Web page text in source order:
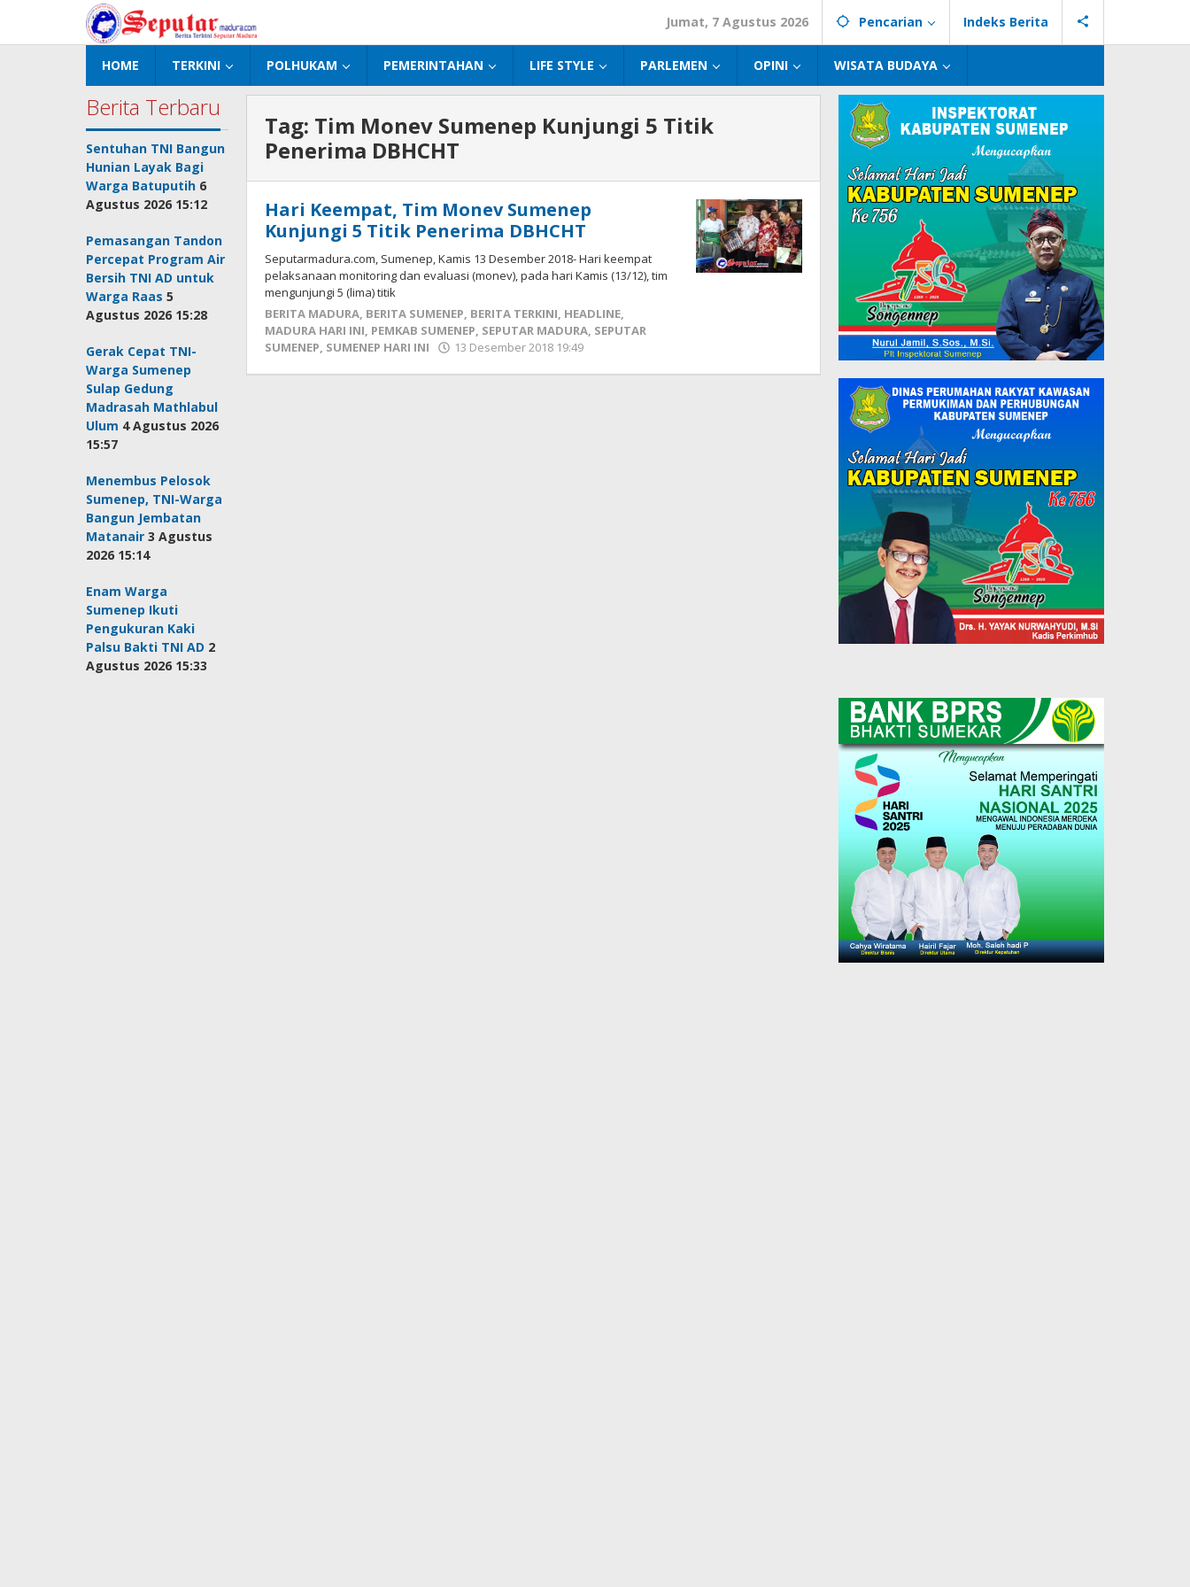
konten
Jumat, 7 Agustus 2026 Pencarian Indeks Berita
HOME TERKINI POLHUKAM PEMERINTAHAN LIFE STYLE PARLEMEN OPINI WISATA BUDAYA
Berita Terbaru
Sentuhan TNI Bangun
Hunian Layak Bagi
Warga Batuputih 6
Agustus 2026 15:12
Pemasangan Tandon
Percepat Program Air
Bersih TNI AD untuk
Warga Raas 5
Agustus 2026 15:28
Gerak Cepat TNI-
Warga Sumenep
Sulap Gedung
Madrasah Mathlabul
Ulum 4 Agustus 2026
15:57
Menembus Pelosok
Sumenep, TNI-Warga
Bangun Jembatan
Matanair 3 Agustus
2026 15:14
Enam Warga
Sumenep Ikuti
Pengukuran Kaki
Palsu Bakti TNI AD 2
Agustus 2026 15:33
Tag: Tim Monev Sumenep Kunjungi 5 Titik
Penerima DBHCHT
Hari Keempat, Tim Monev Sumenep
Kunjungi 5 Titik Penerima DBHCHT
Seputarmadura.com, Sumenep, Kamis 13 Desember 2018- Hari keempat
pelaksanaan monitoring dan evaluasi (monev), pada hari Kamis (13/12), tim
mengunjungi 5 (lima) titik
BERITA MADURA, BERITA SUMENEP, BERITA TERKINI, HEADLINE,
MADURA HARI INI, PEMKAB SUMENEP, SEPUTAR MADURA, SEPUTAR
SUMENEP, SUMENEP HARI INI 13 Desember 2018 19:49